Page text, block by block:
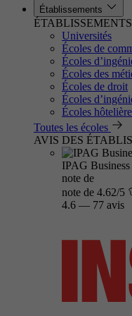
Établissements
Universités
Écoles de
Écoles
Écoles des
Écoles de droit
Écoles
Écoles
Toutes les écoles
AVIS DES
IPAG Business
note de
note de 4.62/5
4.6 — 77 avis